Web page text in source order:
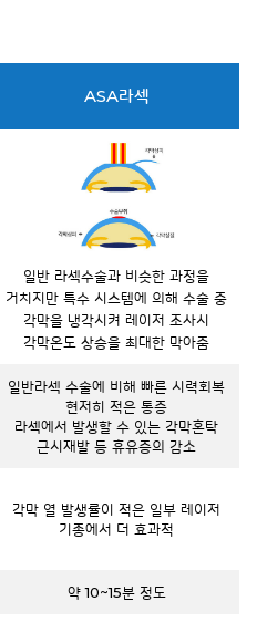
ASA라섹
일반 라섹수술과 비슷한 과정을
거치지만 특수 시스템에 의해 수술 중
각막을 냉각시켜 레이저 조사시
각막온도 상승을 최대한 막아줌
일반라섹 수술에 비해 빠른 시력회복
현저히 적은 통증
라섹에서 발생할 수 있는 각막혼탁
근시재발 등 휴유증의 감소
각막 열 발생률이 적은 일부 레이저
기종에서 더 효과적
약 10~15분 정도